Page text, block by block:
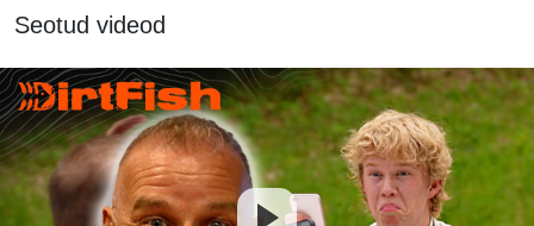
Seotud videod